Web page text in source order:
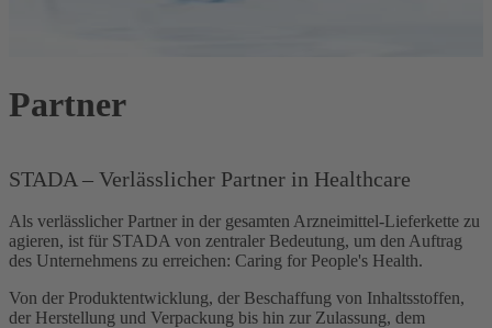
Partner
STADA – Verlässlicher Partner in Healthcare
Als verlässlicher Partner in der gesamten Arzneimittel-Lieferkette zu
agieren, ist für STADA von zentraler Bedeutung, um den Auftrag
des Unternehmens zu erreichen: Caring for People's Health.
Von der Produktentwicklung, der Beschaffung von Inhaltsstoffen,
der Herstellung und Verpackung bis hin zur Zulassung, dem